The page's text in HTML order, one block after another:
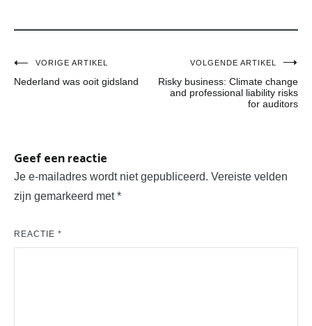
Bericht
navigatie
VORIGE ARTIKEL
Nederland was ooit gidsland
VOLGENDE ARTIKEL
Risky business: Climate change
and professional liability risks
for auditors
Geef een reactie
Je e-mailadres wordt niet gepubliceerd. Vereiste velden
zijn gemarkeerd met*
REACTIE *